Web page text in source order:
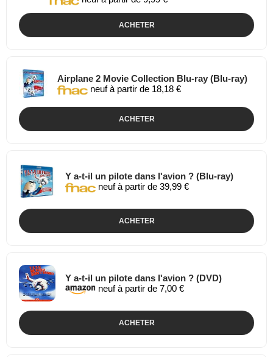
ACHETER
Airplane 2 Movie Collection Blu-ray (Blu-ray)
neuf à partir de 18,18 €
ACHETER
Y a-t-il un pilote dans l'avion ? (Blu-ray)
neuf à partir de 39,99 €
ACHETER
Y a-t-il un pilote dans l'avion ? (DVD)
neuf à partir de 7,00 €
ACHETER